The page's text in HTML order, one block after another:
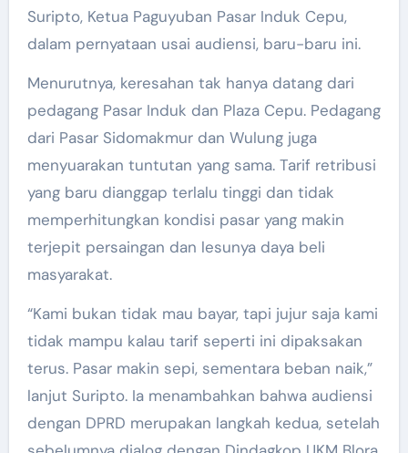
Suripto, Ketua Paguyuban Pasar Induk Cepu,
dalam pernyataan usai audiensi, baru-baru ini.
Menurutnya, keresahan tak hanya datang dari
pedagang Pasar Induk dan Plaza Cepu. Pedagang
dari Pasar Sidomakmur dan Wulung juga
menyuarakan tuntutan yang sama. Tarif retribusi
yang baru dianggap terlalu tinggi dan tidak
memperhitungkan kondisi pasar yang makin
terjepit persaingan dan lesunya daya beli
masyarakat.
“Kami bukan tidak mau bayar, tapi jujur saja kami
tidak mampu kalau tarif seperti ini dipaksakan
terus. Pasar makin sepi, sementara beban naik,”
lanjut Suripto. Ia menambahkan bahwa audiensi
dengan DPRD merupakan langkah kedua, setelah